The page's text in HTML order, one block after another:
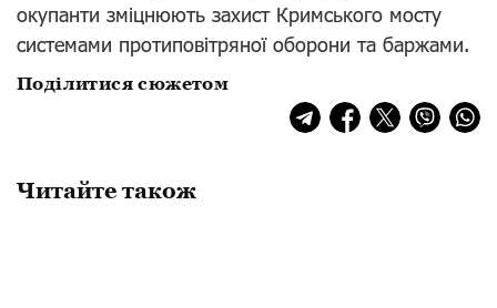
окупанти зміцнюють захист Кримського мосту
системами протиповітряної оборони та баржами.
Поділитися сюжетом
Читайте також